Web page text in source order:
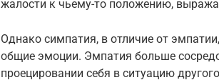
жалости к чьему-то положению,
Однако симпатия, в отличие от
общие эмоции. Эмпатия больше
проецировании себя в ситуацию